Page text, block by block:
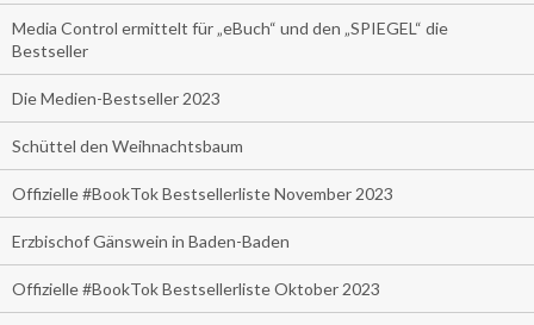
Media Control ermittelt für „eBuch“ und den „SPIEGEL“ die
Bestseller
Die Medien-Bestseller 2023
Schüttel den Weihnachtsbaum
Offizielle #BookTok Bestsellerliste November 2023
Erzbischof Gänswein in Baden-Baden
Offizielle #BookTok Bestsellerliste Oktober 2023